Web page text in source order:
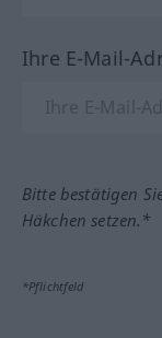
Ihre E-Mail-
Bitte bestätigen
Häkchen setzen.*
*Pflichtfeld